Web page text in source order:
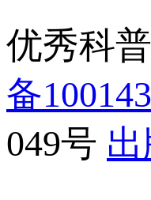
优秀科
备
049号